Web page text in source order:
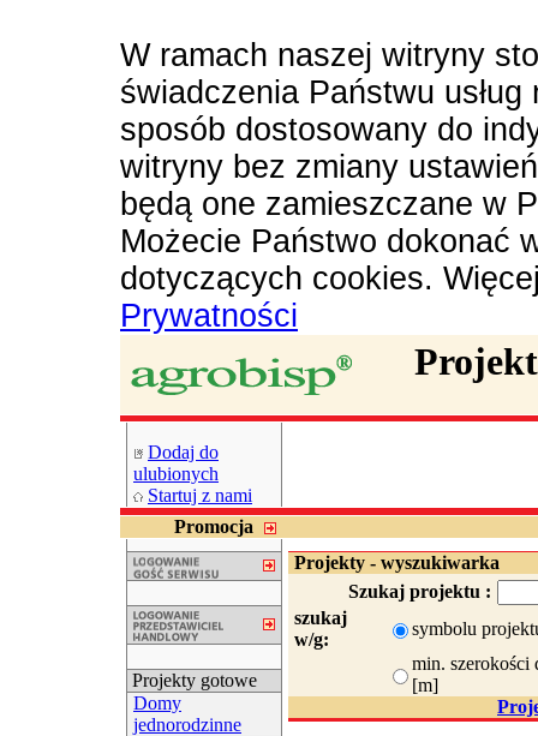
W ramach naszej witryny
świadczenia Państwu
sposób dostosowany do
witryny bez zmiany
będą one zamieszczane w
Możecie Państwo dokonać
dotyczących cookies.
Prywatności
Dodaj do
ulubionych
Startuj z nami
Promocja
Projekty gotowe
Domy
jednorodzinne
Projekty - wyszukiwarka
Szukaj projektu :
szukaj
w/g:
symbolu
min. szerokości
[m]